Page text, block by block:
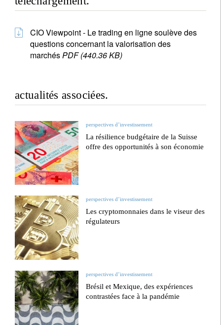
CIO Viewpoint - Le trading en ligne soulève des
questions concernant la valorisation des
marchésPDF (440.36 KB)
actualités associées.
perspectives d’investissement
La résilience budgétaire de la Suisse
offre des opportunités à son économie
perspectives d’investissement
Les cryptomonnaies dans le viseur des
régulateurs
perspectives d’investissement
Brésil et Mexique, des expériences
contrastées face à la pandémie